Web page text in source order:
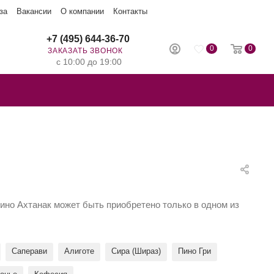
Вакансии О компании Контакты
0 0
+7 (495) 644-36-70
ЗАКАЗАТЬ ЗВОНОК
с 10:00 до 19:00
Ахтанак может быть приобретено только в одном из
Саперави Алиготе Сира (Шираз) Пино Гри